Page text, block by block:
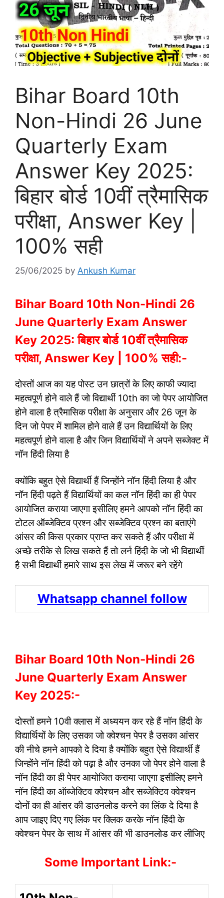
Bihar Board 10th
Non-Hindi 26 June
Quarterly Exam
Answer Key 2025:
बिहार बोर्ड 10वीं त्रैमासिक
परीक्षा, Answer Key |
100% सही
25/06/2025 by Ankush Kumar
Bihar Board 10th Non-Hindi 26
June Quarterly Exam Answer
Key 2025: बिहार बोर्ड 10वीं त्रैमासिक
परीक्षा, Answer Key | 100% सही:-
दोस्तों आज का यह पोस्ट उन छात्रों के लिए काफी ज्यादा
महत्वपूर्ण होने वाले हैं जो विद्यार्थी 10th का जो पेपर आयोजित
होने वाला है त्रैमासिक परीक्षा के अनुसार और 26 जून के
दिन जो पेपर में शामिल होने वाले हैं उन विद्यार्थियों के लिए
महत्वपूर्ण होने वाला है और जिन विद्यार्थियों ने अपने सब्जेक्ट में
नॉन हिंदी लिया है
क्योंकि बहुत ऐसे विद्यार्थी हैं जिन्होंने नॉन हिंदी लिया है और
नॉन हिंदी पढ़ते हैं विद्यार्थियों का कल नॉन हिंदी का ही पेपर
आयोजित कराया जाएगा इसीलिए हमने आपको नॉन हिंदी का
टोटल ऑब्जेक्टिव प्रश्न और सब्जेक्टिव प्रश्न का बताएंगे
आंसर की किस प्रकार प्राप्त कर सकते हैं और परीक्षा में
अच्छे तरीके से लिख सकते हैं तो लर्न हिंदी के जो भी विद्यार्थी
है सभी विद्यार्थी हमारे साथ इस लेख में जरूर बने रहेंगे
Whatsapp channel follow
Bihar Board 10th Non-Hindi 26
June Quarterly Exam Answer
Key 2025:-
दोस्तों हमने 10वी क्लास में अध्ययन कर रहे हैं नॉन हिंदी के
विद्यार्थियों के लिए उसका जो क्वेश्चन पेपर है उसका आंसर
की नीचे हमने आपको दे दिया है क्योंकि बहुत ऐसे विद्यार्थी हैं
जिन्होंने नॉन हिंदी को पढ़ा है और उनका जो पेपर होने वाला है
नॉन हिंदी का ही पेपर आयोजित कराया जाएगा इसीलिए हमने
नॉन हिंदी का ऑब्जेक्टिव क्वेश्चन और सब्जेक्टिव क्वेश्चन
दोनों का ही आंसर की डाउनलोड करने का लिंक दे दिया है
आप जाइए दिए गए लिंक पर क्लिक करके नॉन हिंदी के
क्वेश्चन पेपर के साथ में आंसर की भी डाउनलोड कर लीजिए
Some Important Link:-